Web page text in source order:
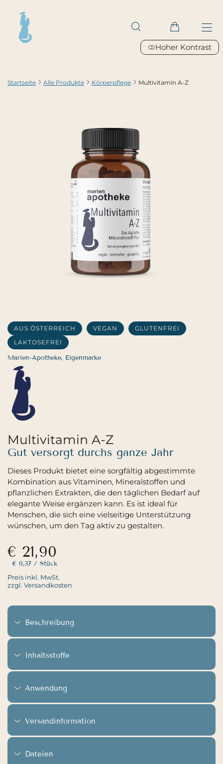
Hoher Kontrast
Startseite Alle Produkte Körperpflege Multivitamin A-Z
AUS ÖSTERREICH VEGAN
GLUTENFREI
LAKTOSEFREI
Marien-Apotheke, Eigenmarke
Multivitamin A-Z
Gut versorgt durchs ganze Jahr
Dieses Produkt bietet eine sorgfältig abgestimmte
Kombination aus Vitaminen, Mineralstoffen und
pflanzlichen Extrakten, die den täglichen Bedarf auf
elegante Weise ergänzen kann. Es ist ideal für
Menschen, die sich eine vielseitige Unterstützung
wünschen, um den Tag aktiv zu gestalten.
€ 21,90
€ 0,37 / Stück
Preis inkl. MwSt.
zzgl. Versandkosten
Beschreibung
Inhaltsstoffe
Anwendung
Versandinformation
Dateien